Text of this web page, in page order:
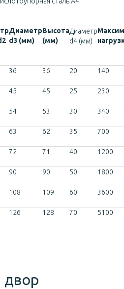
Диаметр
d3 (мм)
Высота
(мм)
Диаметр
d4 (мм)
36 36 20 140
45 45 25 230
54 53 30 340
63 62 35 700
72 71 40 1200
90 90 50 1800
108 109 60 3600
126 128 70 5100
двор